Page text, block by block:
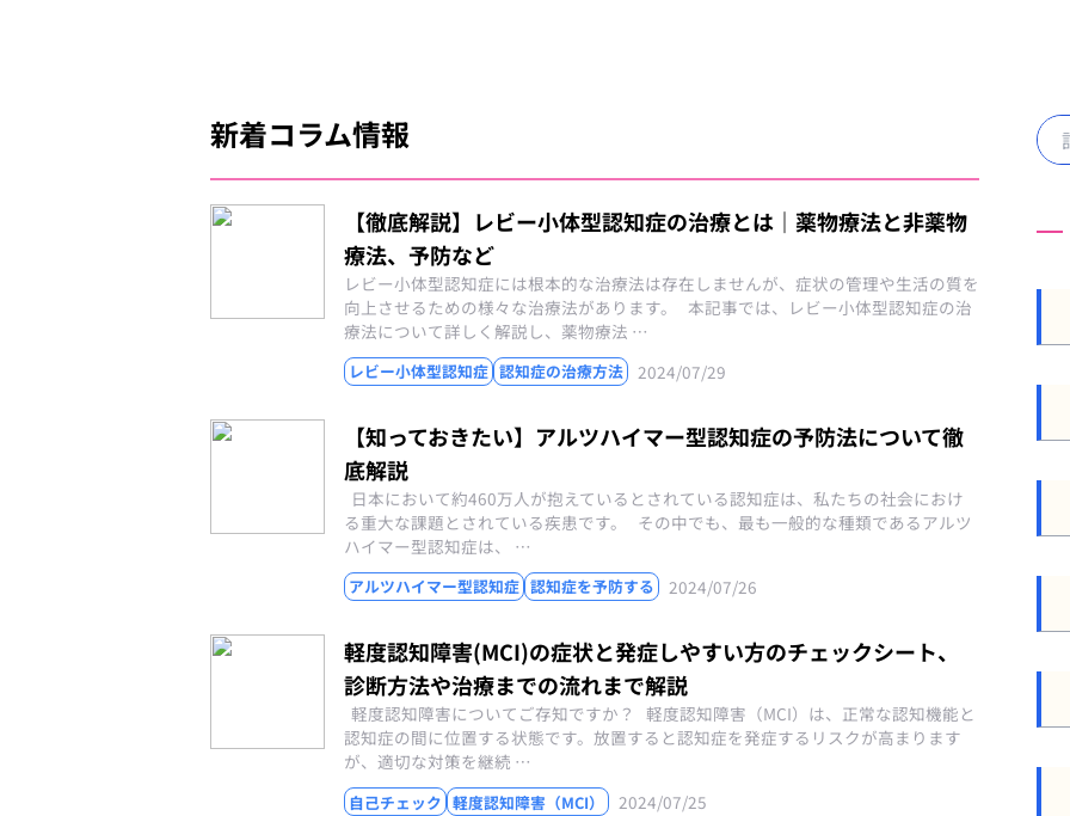
新着コラム情報
【徹底解説】レビー小体型認知症の治療とは｜薬物療法と非薬物
療法、予防など
レビー小体型認知症には根本的な治療法は存在しませんが、症状の管理や生活の質を
向上させるための様々な治療法があります。 本記事では、レビー小体型認知症の治
療法について詳しく解説し、薬物療法 …
レビー小体型認知症 認知症の治療方法 2024/07/29
【知っておきたい】アルツハイマー型認知症の予防法について徹
底解説
日本において約460万人が抱えているとされている認知症は、私たちの社会におけ
る重大な課題とされている疾患です。 その中でも、最も一般的な種類であるアルツ
ハイマー型認知症は、 …
アルツハイマー型認知症 認知症を予防する 2024/07/26
軽度認知障害(MCI)の症状と発症しやすい方のチェックシート、
診断方法や治療までの流れまで解説
軽度認知障害についてご存知ですか？ 軽度認知障害（MCI）は、正常な認知機能と
認知症の間に位置する状態です。放置すると認知症を発症するリスクが高まります
が、適切な対策を継続 …
自己チェック 軽度認知障害（MCI） 2024/07/25